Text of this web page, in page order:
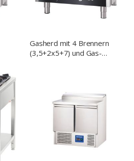
Gasherd mit 4 Brennern
(3,5+2x5+7) und Gas-